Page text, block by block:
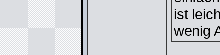
ist
wenig